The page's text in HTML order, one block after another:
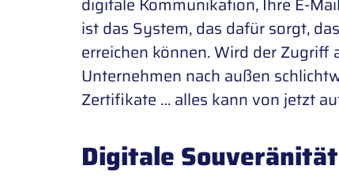
ist das System, das dafür sorgt,
erreichen können. Wird der
Unternehmen nach außen
Zertifikate … alles kann von jetzt
Digitale